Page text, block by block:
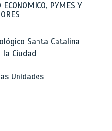
ECONOMICO, PYMES Y
Santa Catalina
la Ciudad
Unidades